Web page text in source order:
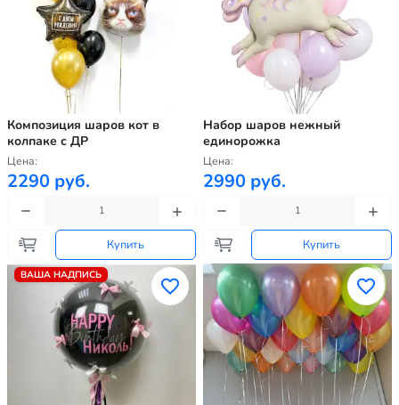
Композиция шаров кот в
колпаке с ДР
Цена:
2290 руб.
Купить
Набор шаров нежный
единорожка
Цена:
2990 руб.
Купить
ВАША НАДПИСЬ